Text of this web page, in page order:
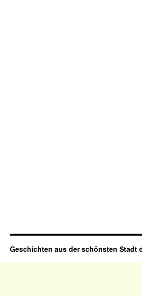
Geschichten aus der schönsten Stadt